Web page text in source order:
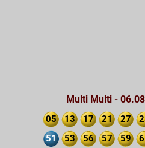
Multi Multi -
05 13 17 21 27
51
53 56 57 59